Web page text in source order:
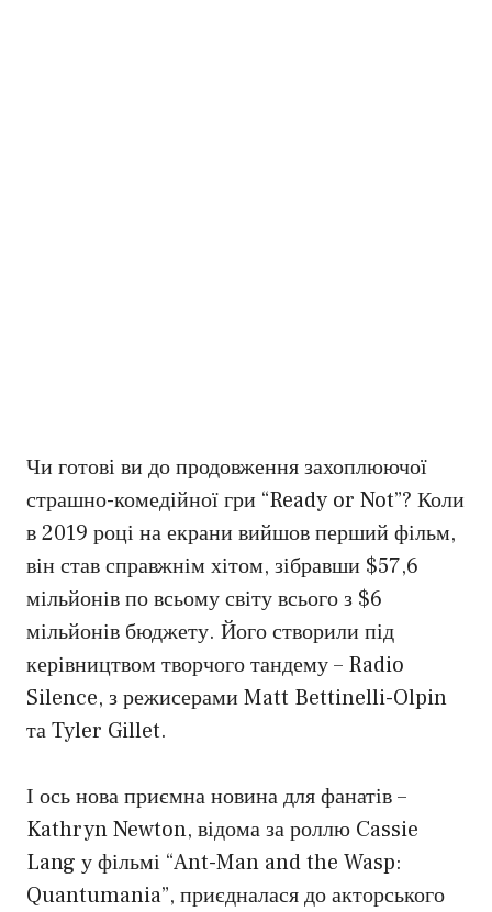
Чи готові ви до продовження захоплюючої
страшно-комедійної гри “Ready or Not”? Коли
в 2019 році на екрани вийшов перший фільм,
він став справжнім хітом, зібравши $57,6
мільйонів по всьому світу всього з $6
мільйонів бюджету. Його створили під
керівництвом творчого тандему – Radio
Silence, з режисерами Matt Bettinelli-Olpin
та Tyler Gillet.
І ось нова приємна новина для фанатів –
Kathryn Newton, відома за роллю Cassie
Lang у фільмі “Ant-Man and the Wasp:
Quantumania”, приєдналася до акторського